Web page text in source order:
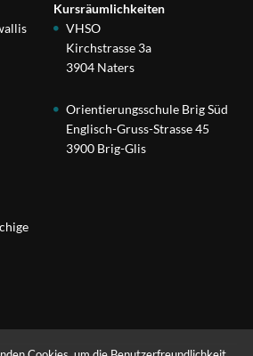
Kursräumlichkeiten
VHSO
Kirchstrasse 3a
3904 Naters
Orientierungsschule Brig Süd
Englisch-Gruss-Strasse 45
3900 Brig-Glis